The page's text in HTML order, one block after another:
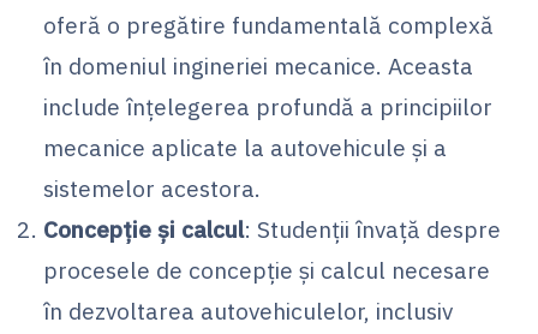
oferă o pregătire fundamentală complexă
în domeniul ingineriei mecanice. Aceasta
include înțelegerea profundă a principiilor
mecanice aplicate la autovehicule și a
sistemelor acestora.
Concepție și calcul: Studenții învață despre
procesele de concepție și calcul necesare
în dezvoltarea autovehiculelor, inclusiv